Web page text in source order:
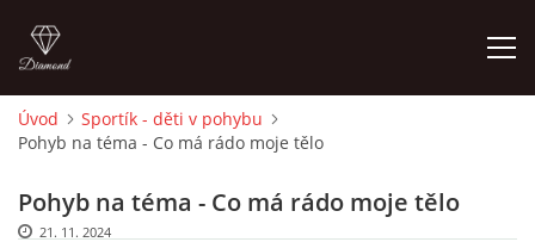
ÚVOD
O MĚ
Úvod
Sportík - děti v pohybu
Pohyb na téma - Co má rádo moje tělo
Pohyb na téma - Co má rádo moje tělo
21. 11. 2024